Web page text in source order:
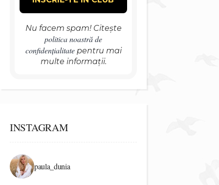
Nu facem spam! Citește
politica noastră de
confidențialitatepentru mai
multe informații.
INSTAGRAM
paula_dunia